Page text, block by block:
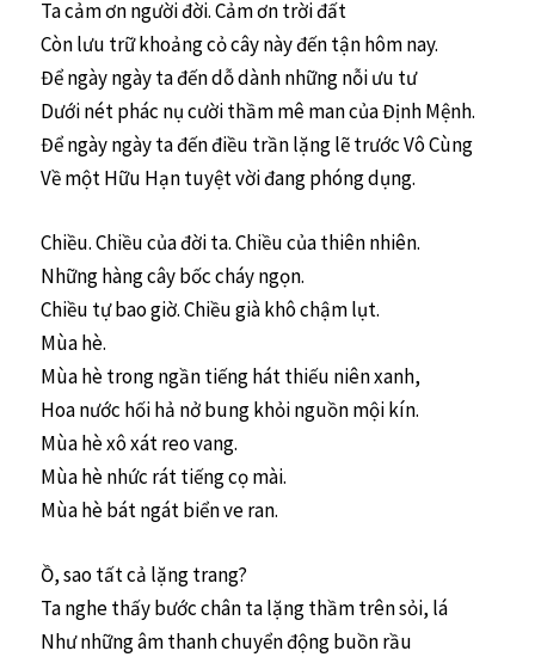
Ta cảm ơn người đời. Cảm ơn trời đất
Còn lưu trữ khoảng cỏ cây này đến tận hôm nay.
Để ngày ngày ta đến dỗ dành những nỗi ưu tư
Dưới nét phác nụ cười thầm mê man của Định Mệnh.
Để ngày ngày ta đến điều trần lặng lẽ trước Vô Cùng
Về một Hữu Hạn tuyệt vời đang phóng dụng.
Chiều. Chiều của đời ta. Chiều của thiên nhiên.
Những hàng cây bốc cháy ngọn.
Chiều tự bao giờ. Chiều già khô chậm lụt.
Mùa hè.
Mùa hè trong ngần tiếng hát thiếu niên xanh,
Hoa nước hối hả nở bung khỏi nguồn mội kín.
Mùa hè xô xát reo vang.
Mùa hè nhức rát tiếng cọ mài.
Mùa hè bát ngát biển ve ran.
Ồ, sao tất cả lặng trang?
Ta nghe thấy bước chân ta lặng thầm trên sỏi, lá
Như những âm thanh chuyển động buồn rầu